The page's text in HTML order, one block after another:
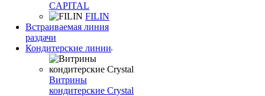
CAPITAL
FILIN
Встраиваемая линия
раздачи
Кондитерские линии
Витрины
кондитерские Crystal